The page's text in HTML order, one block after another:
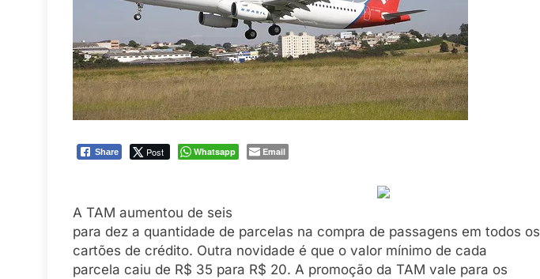
Share Post Whatsapp Email
A TAM aumentou de seis
para dez a quantidade de parcelas na compra de passagens em todos os
cartões de crédito. Outra novidade é que o valor mínimo de cada
parcela caiu de R$ 35 para R$ 20. A promoção da TAM vale para os